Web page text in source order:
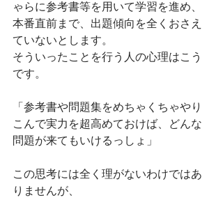
ゃらに参考書等を用いて学習を進め、
本番直前まで、出題傾向を全くおさえ
ていないとします。
そういったことを行う人の心理はこう
です。
「参考書や問題集をめちゃくちゃやり
こんで実力を超高めておけば、どんな
問題が来てもいけるっしょ」
この思考には全く理がないわけではあ
りませんが、